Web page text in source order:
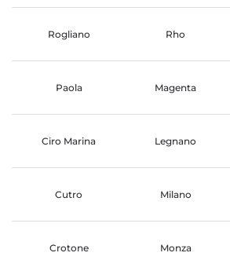
Rogliano Rho
Paola Magenta
Ciro Marina Legnano
Cutro Milano
Crotone Monza